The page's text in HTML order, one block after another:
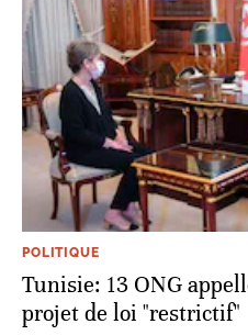
POLITIQUE
Tunisie: 13 ONG
projet de loi "restrictif"